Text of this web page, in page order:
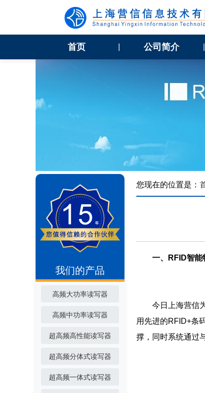
首页 公司简介
我们的产品
高频大功率读写器
高频中功率读写器
超高频高性能读写器
超高频分体式读写器
超高频一体式读写器
您现在的位置是：
一、RFID智能
今日上海营信为
用先进的RFID+条
撑，同时系统通过